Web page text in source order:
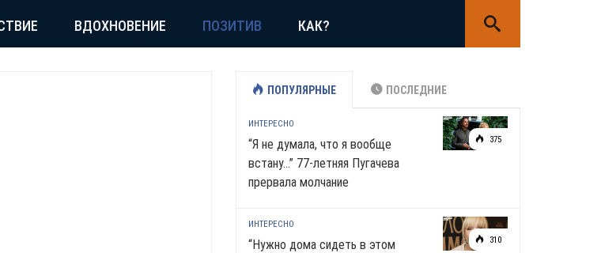
ВДОХНОВЕНИЕ ПОЗИТИВ КАК?
ПОПУЛЯРНЫЕ ПОСЛЕДНИЕ
375
ИНТЕРЕСНО
“Я не думала, что я вообще
встану…” 77-летняя Пугачева
прервала молчание
310
ИНТЕРЕСНО
“Нужно дома сидеть в этом